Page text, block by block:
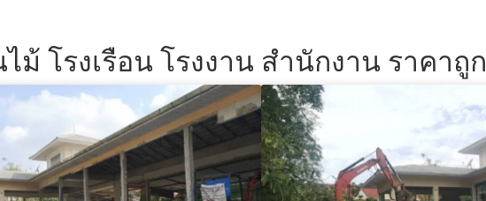
โรงเรือน โรงงาน สำนักงาน ราคาถูก